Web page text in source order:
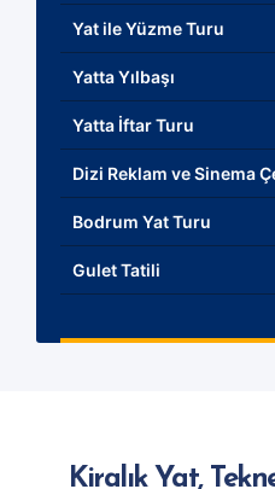
Yat ile Yüzme Turu
Yatta Yılbaşı
Yatta İftar Turu
Dizi Reklam ve Sinema
Bodrum Yat Turu
Gulet Tatili
Kiralık Yat,